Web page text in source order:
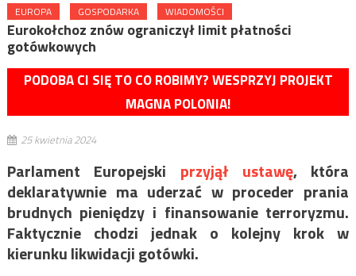
EUROPA GOSPODARKA WIADOMOŚCI
Eurokołchoz znów ograniczył limit płatności
gotówkowych
PODOBA CI SIĘ TO CO ROBIMY? WESPRZYJ PROJEKT
MAGNA POLONIA!
25 kwietnia 2024
Parlament Europejski przyjął ustawę, która
deklaratywnie ma uderzać w proceder prania
brudnych pieniędzy i finansowanie terroryzmu.
Faktycznie chodzi jednak o kolejny krok w
kierunku likwidacji gotówki.